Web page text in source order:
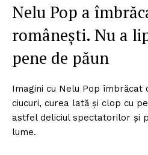
Nelu Pop a
românești. Nu a
pene de păun
Imagini cu Nelu Pop îmbrăcat
ciucuri, curea lată și clop cu
astfel deliciul spectatorilor și
lume.